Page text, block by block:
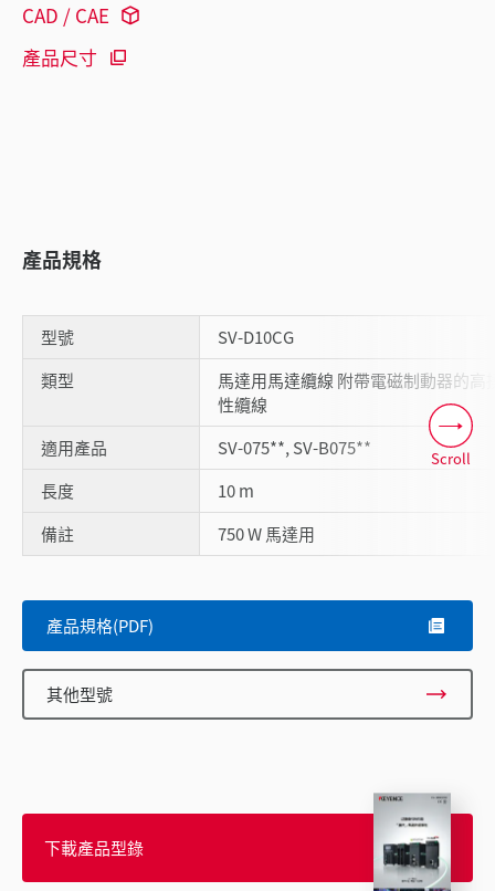
CAD / CAE
產品尺寸
產品規格
型號
SV-D10CG
類型
馬達用馬達纜線 附帶電磁制動器的高
性纜線
適用產品
SV-075**, SV-B075**
長度
10 m
備註
750 W 馬達用
Scroll
產品規格(PDF)
其他型號
下載產品型錄